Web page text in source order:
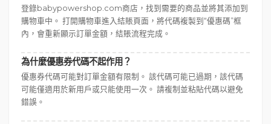
登錄babypowershop.com商店，找到需要的商品並將其添加到
購物車中。 打開購物車進入結賬頁面，將代碼複製到“優惠碼”框
內，會重新顯示訂單金額，結賬流程完成。
為什麼優惠券代碼不起作用？
優惠券代碼可能對訂單金額有限制。 該代碼可能已過期，該代碼
可能僅適用於新用戶或只能使用一次。 請複制並粘貼代碼以避免
錯誤。